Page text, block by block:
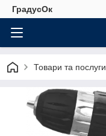
ГрадусОк
Товари та послуги